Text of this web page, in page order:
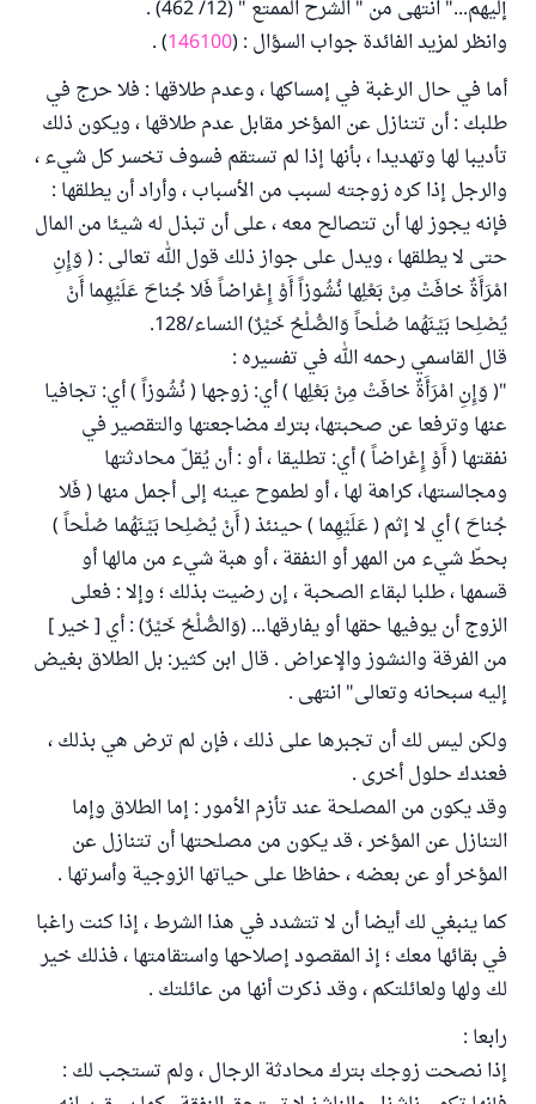
إليهم..." انتهى من " الشرح الممتع " (12/ 462) .
وانظر لمزيد الفائدة جواب السؤال : (146100
) .
أما في حال الرغبة في إمساكها ، وعدم طلاقها : فلا حرج في
طلبك : أن تتنازل عن المؤخر مقابل عدم طلاقها ، ويكون ذلك
تأديبا لها وتهديدا ، بأنها إذا لم تستقم فسوف تخسر كل شيء ،
والرجل إذا كره زوجته لسبب من الأسباب ، وأراد أن يطلقها :
فإنه يجوز لها أن تتصالح معه ، على أن تبذل له شيئا من المال
حتى لا يطلقها ، ويدل على جواز ذلك قول الله تعالى : ( وَإِنِ
امْرَأَةٌ خافَتْ مِنْ بَعْلِها نُشُوزاً أَوْ إِعْراضاً فَلا جُناحَ عَلَيْهِما أَنْ
يُصْلِحا بَيْنَهُما صُلْحاً وَالصُّلْحُ خَيْرٌ) النساء/128.
قال القاسمي رحمه الله في تفسيره :
"( وَإِنِ امْرَأَةٌ خافَتْ مِنْ بَعْلِها ) أي: زوجها ( نُشُوزاً ) أي: تجافيا
عنها وترفعا عن صحبتها، بترك مضاجعتها والتقصير في
نفقتها ( أَوْ إِعْراضاً ) أي: تطليقا ، أو : أن يُقلّ محادثتها
ومجالستها، كراهة لها ، أو لطموح عينه إلى أجمل منها ( فَلا
جُناحَ ) أي لا إثم ( عَلَيْهِما ) حينئذ ( أَنْ يُصْلِحا بَيْنَهُما صُلْحاً )
بحطّ شيء من المهر أو النفقة ، أو هبة شيء من مالها أو
قسمها ، طلبا لبقاء الصحبة ، إن رضيت بذلك ؛ وإلا : فعلى
الزوج أن يوفيها حقها أو يفارقها... (وَالصُّلْحُ خَيْرٌ) : أي [ خير ]
من الفرقة والنشوز والإعراض . قال ابن كثير: بل الطلاق بغيض
إليه سبحانه وتعالى" انتهى .
ولكن ليس لك أن تجبرها على ذلك ، فإن لم ترض هي بذلك ،
فعندك حلول أخرى .
وقد يكون من المصلحة عند تأزم الأمور : إما الطلاق وإما
التنازل عن المؤخر ، قد يكون من مصلحتها أن تتنازل عن
المؤخر أو عن بعضه ، حفاظا على حياتها الزوجية وأسرتها .
كما ينبغي لك أيضا أن لا تتشدد في هذا الشرط ، إذا كنت راغبا
في بقائها معك ؛ إذ المقصود إصلاحها واستقامتها ، فذلك خير
لك ولها ولعائلتكم ، وقد ذكرت أنها من عائلتك .
رابعا :
إذا نصحت زوجك بترك محادثة الرجال ، ولم تستجب لك :